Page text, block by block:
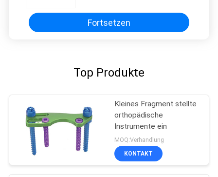
Fortsetzen
Top Produkte
Kleines Fragment stellte
orthopädische
Instrumente ein
MOQ:Verhandlung
KONTAKT